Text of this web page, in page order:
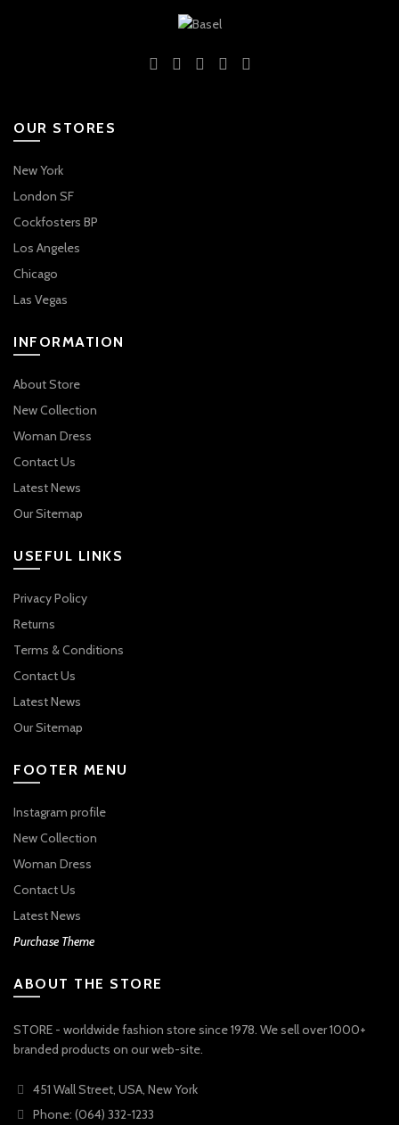
OUR STORES
New York
London SF
Cockfosters BP
Los Angeles
Chicago
Las Vegas
INFORMATION
About Store
New Collection
Woman Dress
Contact Us
Latest News
Our Sitemap
USEFUL LINKS
Privacy Policy
Returns
Terms & Conditions
Contact Us
Latest News
Our Sitemap
FOOTER MENU
Instagram profile
New Collection
Woman Dress
Contact Us
Latest News
Purchase Theme
ABOUT THE STORE
STORE - worldwide fashion store since 1978. We sell over 1000+
branded products on our web-site.
451 Wall Street, USA, New York
Phone: (064) 332-1233